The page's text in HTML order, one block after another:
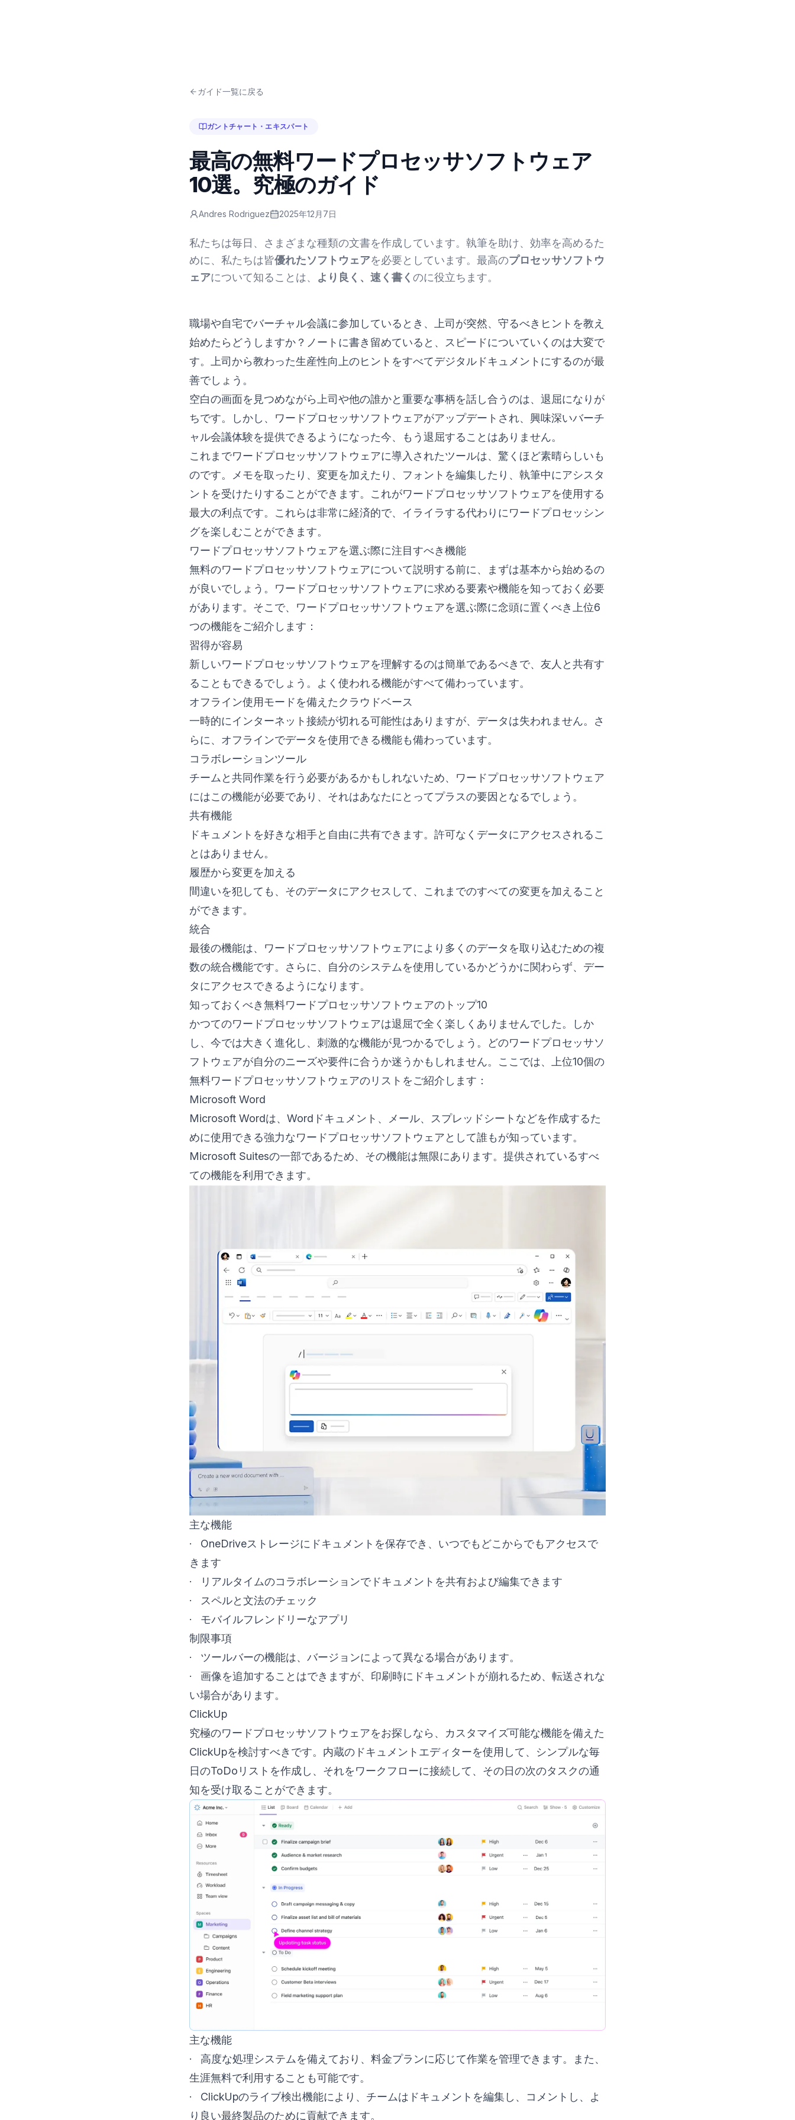
ガイド一覧に戻る
ガントチャート・エキスパート
最高の無料ワードプロセッサソフトウェア
10選。究極のガイド
Andres Rodriguez 2025年12月7日
私たちは毎日、さまざまな種類の文書を作成しています。執筆を助け、効率を高めるた
めに、私たちは皆優れたソフトウェアを必要としています。最高のプロセッサソフトウ
ェアについて知ることは、 より良く、速く書く のに役立ちます。
職場や自宅でバーチャル会議に参加しているとき、上司が突然、守るべきヒントを教え
始めたらどうしますか？ノートに書き留めていると、スピードについていくのは大変で
す。上司から教わった生産性向上のヒントをすべてデジタルドキュメントにするのが最
善でしょう。
空白の画面を見つめながら上司や他の誰かと重要な事柄を話し合うのは、退屈になりが
ちです。しかし、ワードプロセッサソフトウェアがアップデートされ、興味深いバーチ
ャル会議体験を提供できるようになった今、もう退屈することはありません。
これまでワードプロセッサソフトウェアに導入されたツールは、驚くほど素晴らしいも
のです。メモを取ったり、変更を加えたり、フォントを編集したり、執筆中にアシスタ
ントを受けたりすることができます。これがワードプロセッサソフトウェアを使用する
最大の利点です。これらは非常に経済的で、イライラする代わりにワードプロセッシン
グを楽しむことができます。
ワードプロセッサソフトウェアを選ぶ際に注目すべき機能
無料のワードプロセッサソフトウェアについて説明する前に、まずは基本から始めるの
が良いでしょう。ワードプロセッサソフトウェアに求める要素や機能を知っておく必要
があります。そこで、ワードプロセッサソフトウェアを選ぶ際に念頭に置くべき上位6
つの機能をご紹介します：
習得が容易
新しいワードプロセッサソフトウェアを理解するのは簡単であるべきで、友人と共有す
ることもできるでしょう。よく使われる機能がすべて備わっています。
オフライン使用モードを備えたクラウドベース
一時的にインターネット接続が切れる可能性はありますが、データは失われません。さ
らに、オフラインでデータを使用できる機能も備わっています。
コラボレーションツール
チームと共同作業を行う必要があるかもしれないため、ワードプロセッサソフトウェア
にはこの機能が必要であり、それはあなたにとってプラスの要因となるでしょう。
共有機能
ドキュメントを好きな相手と自由に共有できます。許可なくデータにアクセスされるこ
とはありません。
履歴から変更を加える
間違いを犯しても、そのデータにアクセスして、これまでのすべての変更を加えること
ができます。
統合
最後の機能は、ワードプロセッサソフトウェアにより多くのデータを取り込むための複
数の統合機能です。さらに、自分のシステムを使用しているかどうかに関わらず、デー
タにアクセスできるようになります。
知っておくべき無料ワードプロセッサソフトウェアのトップ10
かつてのワードプロセッサソフトウェアは退屈で全く楽しくありませんでした。しか
し、今では大きく進化し、刺激的な機能が見つかるでしょう。どのワードプロセッサソ
フトウェアが自分のニーズや要件に合うか迷うかもしれません。ここでは、上位10個の
無料ワードプロセッサソフトウェアのリストをご紹介します：
Microsoft Word
Microsoft Wordは、Wordドキュメント、メール、スプレッドシートなどを作成するた
めに使用できる強力なワードプロセッサソフトウェアとして誰もが知っています。
Microsoft Suitesの一部であるため、その機能は無限にあります。提供されているすべ
ての機能を利用できます。
主な機能
· OneDriveストレージにドキュメントを保存でき、いつでもどこからでもアクセスで
きます
· リアルタイムのコラボレーションでドキュメントを共有および編集できます
· スペルと文法のチェック
· モバイルフレンドリーなアプリ
制限事項
· ツールバーの機能は、バージョンによって異なる場合があります。
· 画像を追加することはできますが、印刷時にドキュメントが崩れるため、転送されな
い場合があります。
ClickUp
究極のワードプロセッサソフトウェアをお探しなら、カスタマイズ可能な機能を備えた
ClickUpを検討すべきです。内蔵のドキュメントエディターを使用して、シンプルな毎
日のToDoリストを作成し、それをワークフローに接続して、その日の次のタスクの通
知を受け取ることができます。
主な機能
· 高度な処理システムを備えており、料金プランに応じて作業を管理できます。また、
生涯無料で利用することも可能です。
· ClickUpのライブ検出機能により、チームはドキュメントを編集し、コメントし、よ
り良い最終製品のために貢献できます。